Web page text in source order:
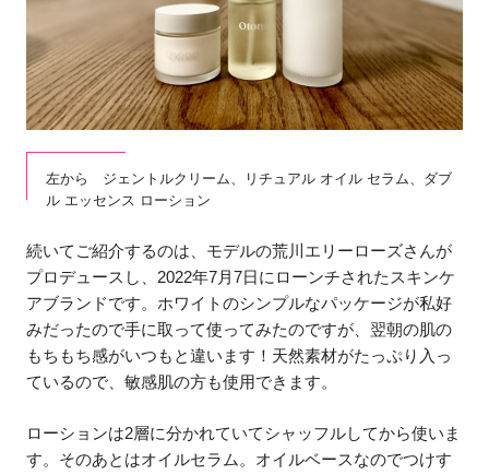
左から ジェントルクリーム、リチュアル オイル セラム、ダブ
ル エッセンス ローション
続いてご紹介するのは、モデルの荒川エリーローズさんが
プロデュースし、2022年7月7日にローンチされたスキンケ
アブランドです。ホワイトのシンプルなパッケージが私好
みだったので手に取って使ってみたのですが、翌朝の肌の
もちもち感がいつもと違います！天然素材がたっぷり入っ
ているので、敏感肌の方も使用できます。
ローションは2層に分かれていてシャッフルしてから使いま
す。そのあとはオイルセラム。オイルベースなのでつけす